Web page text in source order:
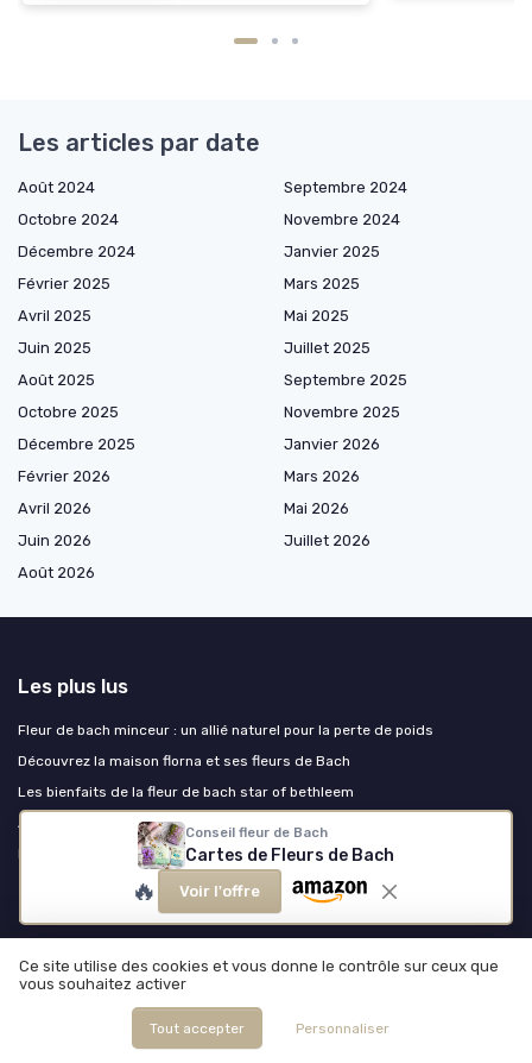
Conseil fleur de Bach
Cartes de Fleurs de Bach
🔥 Voir l'offre
Les articles par date
Août 2024
Septembre 2024
Octobre 2024
Novembre 2024
Décembre 2024
Janvier 2025
Février 2025
Mars 2025
Avril 2025
Mai 2025
Juin 2025
Juillet 2025
Août 2025
Septembre 2025
Octobre 2025
Novembre 2025
Décembre 2025
Janvier 2026
Février 2026
Mars 2026
Avril 2026
Mai 2026
Juin 2026
Juillet 2026
Août 2026
Les plus lus
Fleur de bach minceur : un allié naturel pour la perte de poids
Découvrez la maison florna et ses fleurs de Bach
Les bienfaits de la fleur de bach star of bethleem
Avis sur les fleurs de Bach Florna : ce que vous devez savoir
Les fleurs de Bach pour soulager la ménopause
Les derniers articles
Vacances et Fleurs de Bach : composer sa trousse émotionnelle pour un
été serein
Infusion de sauge : un rituel apaisant pour la clarté mentale
Du cottage anglais au cabinet français : comment la florithérapie s'est
Ce site utilise des cookies et vous donne le contrôle sur ceux que
vous souhaitez activer
Tout accepter Personnaliser